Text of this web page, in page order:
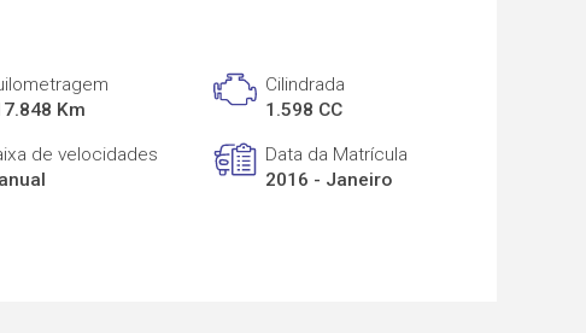
Km
Cilindrada
1.598 CC
de velocidades
Data da Matrícula
2016 - Janeiro